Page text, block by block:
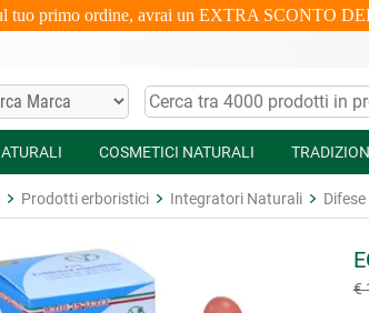
tuo primo ordine, avrai un EXTRA SCONTO
COSMETICI NATURALI
Prodotti erboristici Integratori Naturali
€